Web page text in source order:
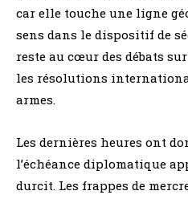
car elle touche une ligne
sens dans le dispositif de
reste au cœur des débats
les résolutions
armes.
Les dernières heures ont
l’échéance diplomatique
durcit. Les frappes de